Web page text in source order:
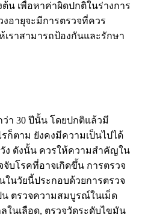
น เพื่อหาค่าผิดปกติในร่างการ
อายุจะมีการตรวจที่ควร
ราสามารถป้องกันและรักษา
30 ปีนั้น โดยปกติแล้วมี
ก็ตาม ยังคงมีความเป็นไปได้
ง ดังนั้น ควรให้ความสำคัญใน
บโรคที่อาจเกิดขึ้น การตรวจ
นวัยนี้ประกอบด้วยการตรวจ
ตรวจความสมบูรณ์ในเม็ด
ในเลือด, ตรวจวัดระดับไขมัน